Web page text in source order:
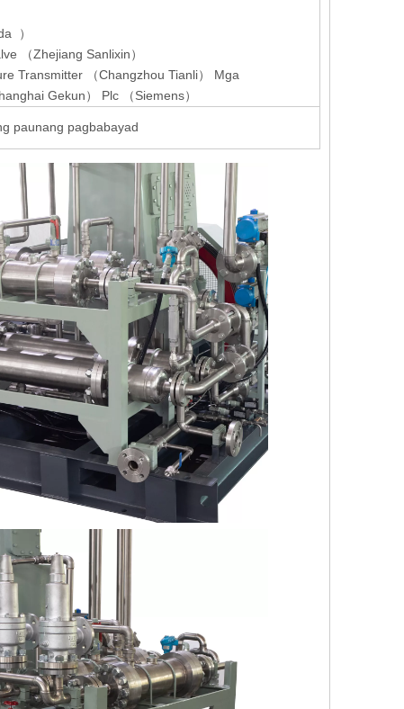
）
（Zhejiang Sanlixin）
Transmitter （Changzhou Tianli） Mga
Gekun） Plc （Siemens）
paunang pagbabayad